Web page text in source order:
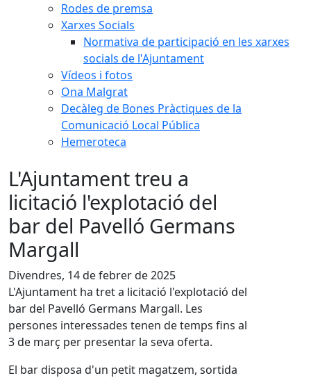
Rodes de premsa
Xarxes Socials
Normativa de participació en les xarxes
socials de l'Ajuntament
Vídeos i fotos
Ona Malgrat
Decàleg de Bones Pràctiques de la
Comunicació Local Pública
Hemeroteca
L'Ajuntament treu a
licitació l'explotació del
bar del Pavelló Germans
Margall
Divendres, 14 de febrer de 2025
L'Ajuntament ha tret a licitació l'explotació del
bar del Pavelló Germans Margall. Les
persones interessades tenen de temps fins al
3 de març per presentar la seva oferta.
El bar disposa d'un petit magatzem, sortida